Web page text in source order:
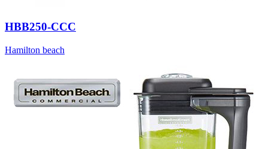
HBB250-CCC
Hamilton beach